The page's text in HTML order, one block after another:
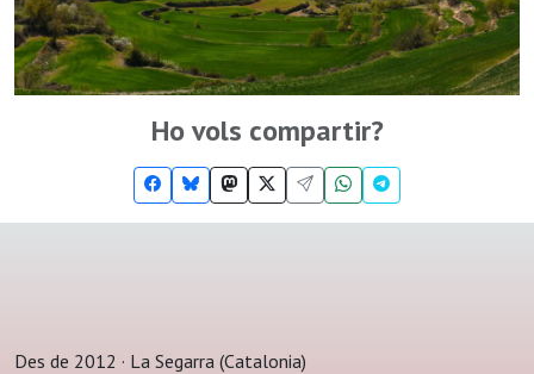
Ho vols compartir?
Des de 2012 · La Segarra (Catalonia)